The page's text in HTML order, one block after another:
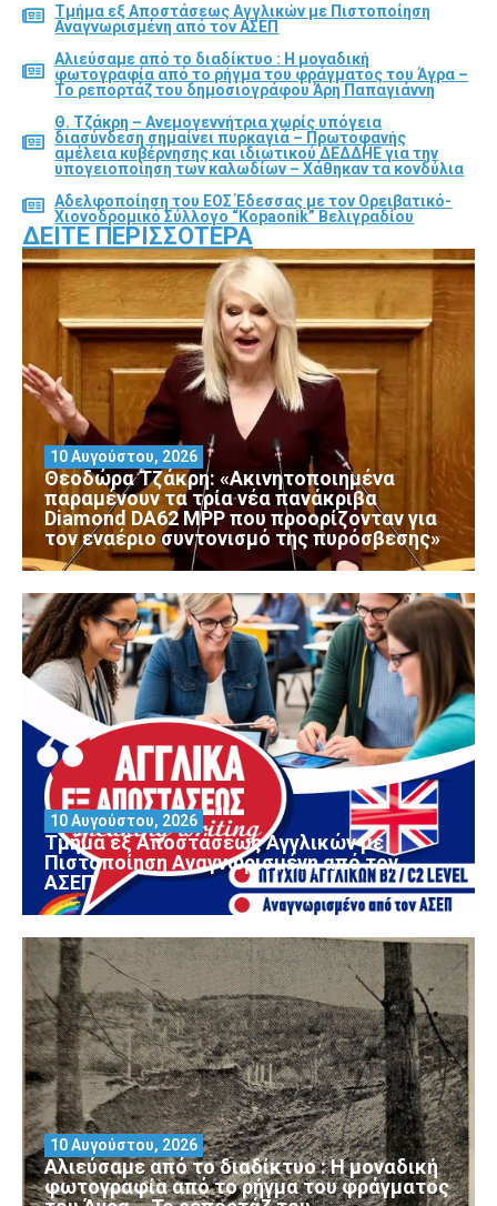
Τμήμα εξ Αποστάσεως Αγγλικών με Πιστοποίηση
Αναγνωρισμένη από τον ΑΣΕΠ
Αλιεύσαμε από το διαδίκτυο : Η μοναδική
φωτογραφία από το ρήγμα του φράγματος του Άγρα –
Το ρεπορτάζ του δημοσιογράφου Άρη Παπαγιάννη
Θ. Τζάκρη – Ανεμογεννήτρια χωρίς υπόγεια
διασύνδεση σημαίνει πυρκαγιά – Πρωτοφανής
αμέλεια κυβέρνησης και ιδιωτικού ΔΕΔΔΗΕ για την
υπογειοποίηση των καλωδίων – Χάθηκαν τα κονδύλια
Αδελφοποίηση του ΕΟΣ Έδεσσας με τον Ορειβατικό-
Χιονοδρομικό Σύλλογο “Kopaonik” Βελιγραδίου
ΔΕΊΤΕ ΠΕΡΙΣΣΌΤΕΡΑ
Θεοδώρα Τζάκρη: «Ακινητοποιημένα
παραμένουν τα τρία νέα πανάκριβα
Diamond DA62 MPP που προορίζονταν για
τον εναέριο συντονισμό της πυρόσβεσης»
10 Αυγούστου, 2026
Τμήμα εξ Αποστάσεως Αγγλικών με
Πιστοποίηση Αναγνωρισμένη από τον
ΑΣΕΠ
10 Αυγούστου, 2026
Αλιεύσαμε από το διαδίκτυο : Η μοναδική
φωτογραφία από το ρήγμα του φράγματος
10 Αυγούστου, 2026